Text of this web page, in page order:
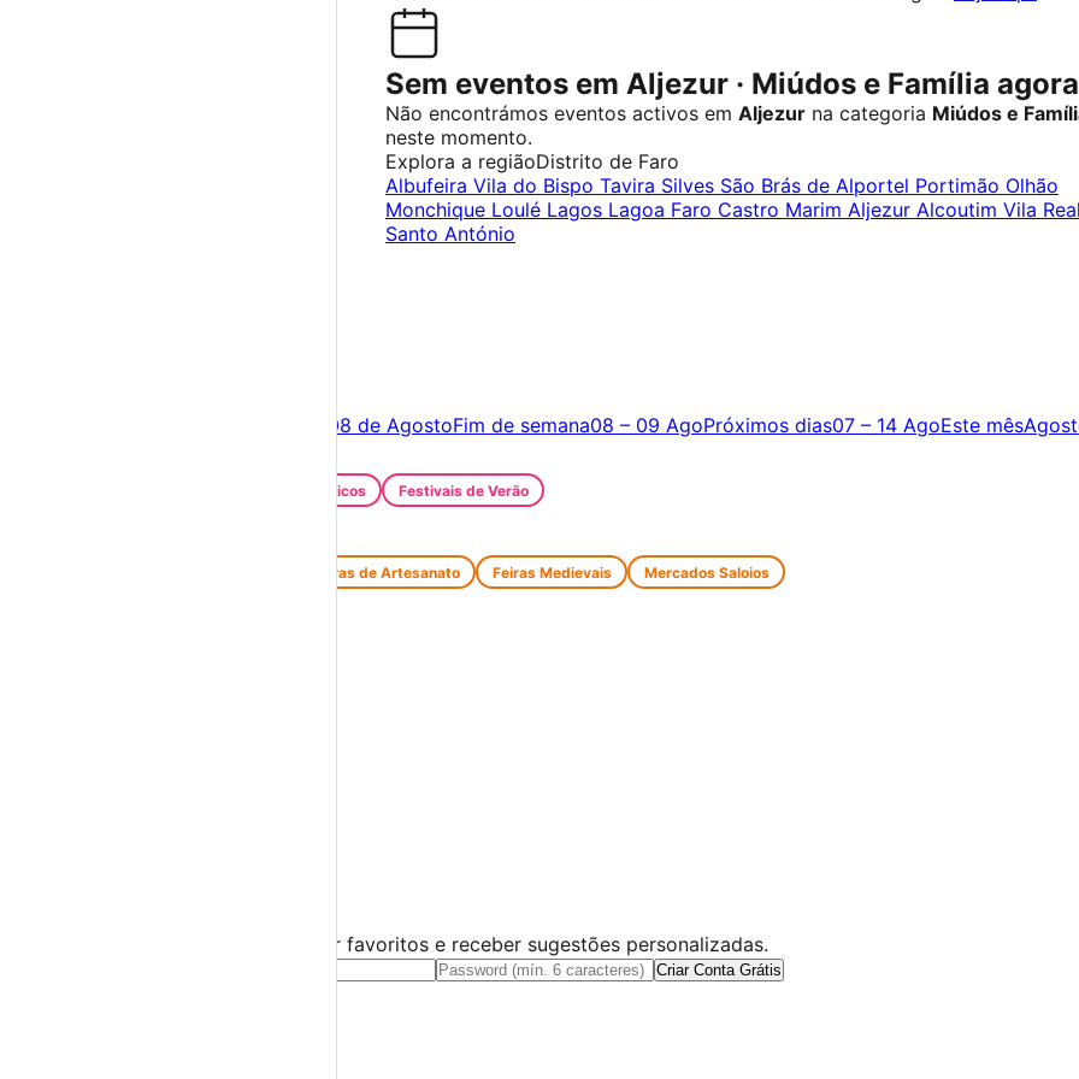
Sem eventos em Aljezur · Miúdos e Família agora
Não encontrámos eventos activos em Aljezur na categoria Miúdos e
neste momento.
Explora a regiãoDistrito de Faro
Albufeira Vila do Bispo Tavira Silves São Brás de Alportel Portimão Olhão
Monchique Loulé Lagos Lagoa Faro Castro Marim Aljezur Alcoutim Vila
Santo António
08 de AgostoFim de semana08 – 09 AgoPróximos dias07 – 14 AgoEste mês
Festivais Gastronómicos Festivais de Verão
Feiras de Artesanato Feiras Medievais Mercados Saloios
Cria uma conta gratuita para guardar favoritos e receber sugestões personalizadas.
Criar Conta Grátis